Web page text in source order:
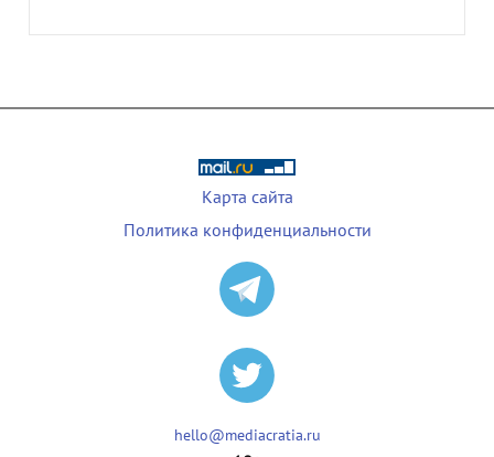
Карта сайта
Политика конфиденциальности
hello@mediacratia.ru